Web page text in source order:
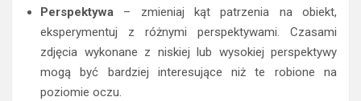
Perspektywa – zmieniaj kąt patrzenia na obiekt,
eksperymentuj z różnymi perspektywami. Czasami
zdjęcia wykonane z niskiej lub wysokiej perspektywy
mogą być bardziej interesujące niż te robione na
poziomie oczu.